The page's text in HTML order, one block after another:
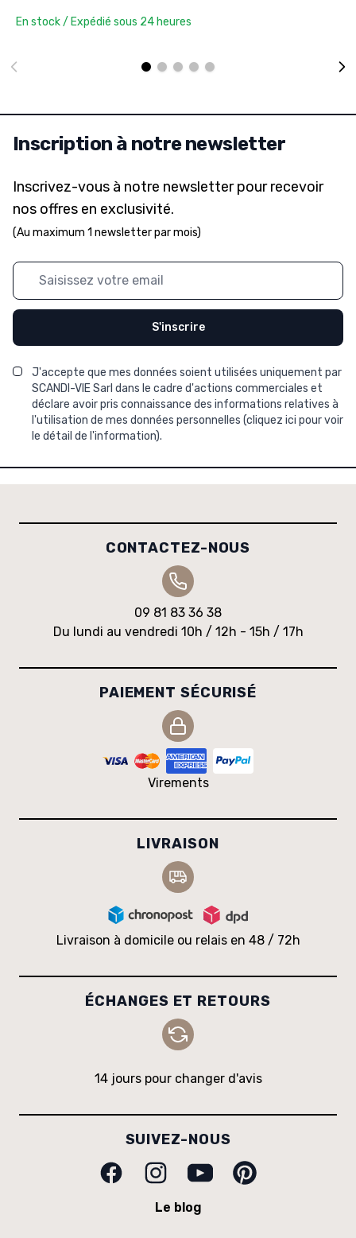
En stock / Expédié sous 24 heures
Inscription à notre newsletter
Inscrivez-vous à notre newsletter pour recevoir
nos offres en exclusivité.
(Au maximum 1 newsletter par mois)
Adresse mail
S'inscrire
J'accepte que mes données soient utilisées uniquement par
SCANDI-VIE Sarl dans le cadre d'actions commerciales et
déclare avoir pris connaissance des informations relatives à
l'utilisation de mes données personnelles (cliquez ici pour voir
le détail de l'information).
CONTACTEZ-NOUS
09 81 83 36 38
Du lundi au vendredi 10h / 12h - 15h / 17h
PAIEMENT SÉCURISÉ
Virements
LIVRAISON
Livraison à domicile ou relais en 48 / 72h
ÉCHANGES ET RETOURS
14 jours pour changer d'avis
SUIVEZ-NOUS
FacebookInstagramYoutubePinterest
Le blog